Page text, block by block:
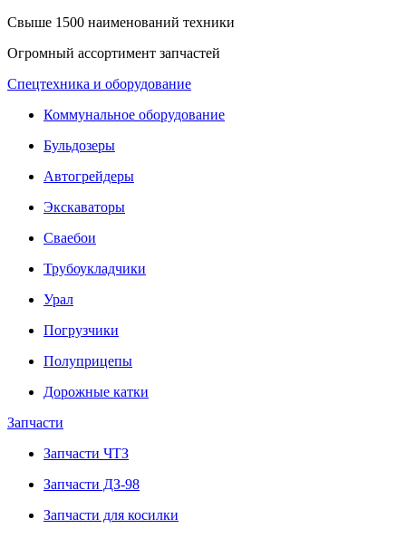
Свыше 1500 наименований техники
Огромный ассортимент запчастей
Спецтехника и оборудование
Коммунальное оборудование
Бульдозеры
Автогрейдеры
Экскаваторы
Сваебои
Трубоукладчики
Урал
Погрузчики
Полуприцепы
Дорожные катки
Запчасти
Запчасти ЧТЗ
Запчасти ДЗ-98
Запчасти для косилки